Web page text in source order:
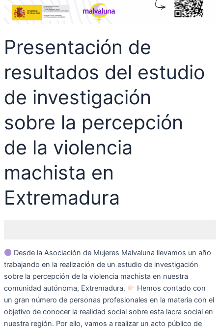
Presentación de
resultados del estudio
de investigación
sobre la percepción
de la violencia
machista en
Extremadura
Desde la Asociación de Mujeres Malvaluna llevamos un año
trabajando en la realización de un estudio de investigación
sobre la percepción de la violencia machista en nuestra
comunidad autónoma, Extremadura.
Hemos contado con
un gran número de personas profesionales en la materia con el
objetivo de conocer la realidad social sobre esta lacra social en
nuestra región. Por ello, vamos a realizar un acto público de